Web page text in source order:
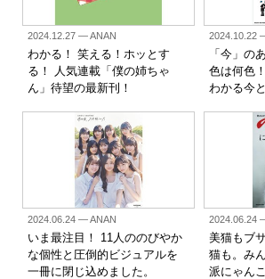
2024.12.27— ANAN
わかる！ 笑える！ホッとす
る！ 人気連載「僕の姉ちゃ
ん」待望の最新刊！
2024.10.22
「今」の
色は何色
わかる今
2024.06.24— ANAN
いま最注目！ 11人ののびやか
な個性と圧倒的ビジュアルを
一冊に閉じ込めました。
2024.06.24
美猫もブ
猫も。み
派にゃん